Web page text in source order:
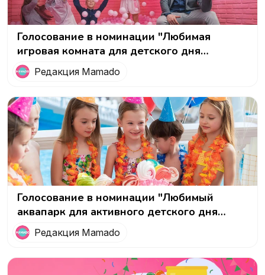
Голосование в номинации "Любимая
игровая комната для детского дня
рождения"
Редакция Mamado
Голосование в номинации "Любимый
аквапарк для активного детского дня
рождения"
Редакция Mamado